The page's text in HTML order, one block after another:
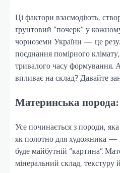
Ці фактори взаємодіють,
ґрунтовий “почерк” у
чорноземи України — це
поєднання помірного
тривалого часу формування.
впливає на склад? Давайте
Материнська
Усе починається з породи,
як полотно для художника —
буде майбутній “картина”.
мінеральний склад, текстуру